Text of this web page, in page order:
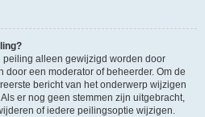
peiling alleen gewijzigd worden door
door een moderator of beheerder. Om de
bericht van het onderwerp wijzigen
er nog geen stemmen zijn uitgebracht,
of iedere peilingsoptie wijzigen.